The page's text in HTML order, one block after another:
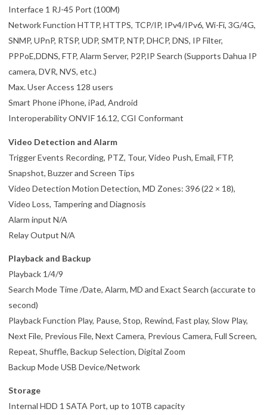
Interface 1 RJ-45 Port (100M)
Network Function HTTP, HTTPS, TCP/IP, IPv4/IPv6, Wi-Fi, 3G/4G,
SNMP, UPnP, RTSP, UDP, SMTP, NTP, DHCP, DNS, IP Filter,
PPPoE,DDNS, FTP, Alarm Server, P2P,IP Search (Supports Dahua IP
camera, DVR, NVS, etc.)
Max. User Access 128 users
Smart Phone iPhone, iPad, Android
Interoperability ONVIF 16.12, CGI Conformant
Video Detection and Alarm
Trigger Events Recording, PTZ, Tour, Video Push, Email, FTP,
Snapshot, Buzzer and Screen Tips
Video Detection Motion Detection, MD Zones: 396 (22 × 18),
Video Loss, Tampering and Diagnosis
Alarm input N/A
Relay Output N/A
Playback and Backup
Playback 1/4/9
Search Mode Time /Date, Alarm, MD and Exact Search (accurate to
second)
Playback Function Play, Pause, Stop, Rewind, Fast play, Slow Play,
Next File, Previous File, Next Camera, Previous Camera, Full Screen,
Repeat, Shuffle, Backup Selection, Digital Zoom
Backup Mode USB Device/Network
Storage
Internal HDD 1 SATA Port, up to 10TB capacity